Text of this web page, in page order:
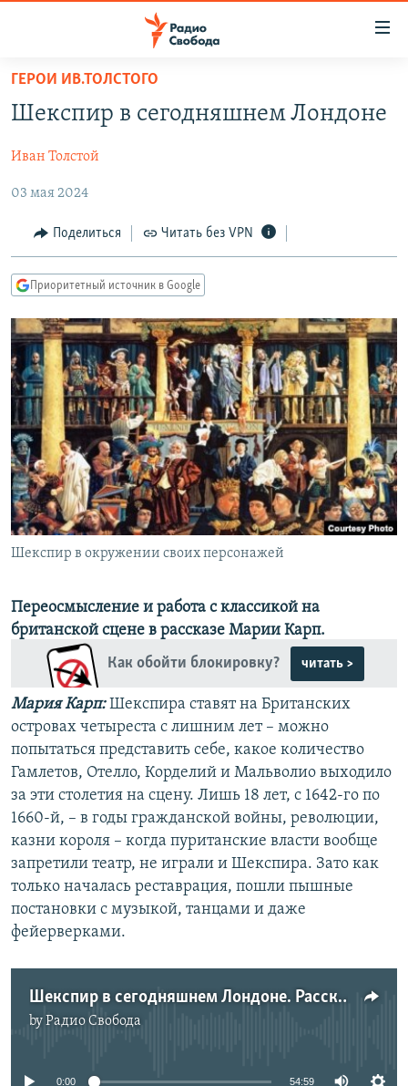
упрощенного
доступа
содержанию
Вернутся
главной
навигации
Вернутся
поиску
АВТОРСКИЕ ПРОЕКТЫ
ЦИТАТЫ СВОБОДЫ
МНЕНИЯ
КУЛЬТУРА
IDEL.РЕАЛИИ
КАВКАЗ.РЕАЛИИ
СЕВЕР.РЕАЛИИ
СИБИРЬ.РЕАЛИИ
РАСПИСАНИЕ ВЕЩАНИЯ
ПОДПИШИТЕСЬ НА РАССЫЛКУ
СОЦИАЛЬНЫЕ СЕТИ
Все сайты РСЕ/РС
ГЕРОИ ИВ.ТОЛСТОГО
Шекспир в сегодняшнем Лондоне
Иван Толстой
03 мая 2024
Поделиться Читать без VPN
Приоритетный источник в Google
Шекспир в окружении своих персонажей
Переосмысление и работа с классикой на
британской сцене в рассказе Марии Карп.
Как обойти блокировку?
читать >
Мария Карп:Шекспира ставят на Британских
островах четыреста с лишним лет – можно
попытаться представить себе, какое количество
Гамлетов, Отелло, Корделий и Мальволио выходило
за эти столетия на сцену. Лишь 18 лет, с 1642-го по
1660-й, – в годы гражданской войны, революции,
казни короля – когда пуританские власти вообще
запретили театр, не играли и Шекспира. Зато как
только началась реставрация, пошли пышные
постановки c музыкой, танцами и даже
фейерверками.
Шекспир в сегодняшнем Лондоне. Рассказывает Мария Карп. Париж в объятиях колец. Дискуссии о предстоящей Олимпиаде. Передает Мария Пита.
byРадио Свобода
No media source currently available
0:00 54:59